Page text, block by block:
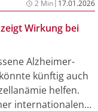
ab zwölf
ist eine nicht-
Patienten mit
Patienten-eigenen
und
2 Min 17.01.2026
Wirkung bei
Alzheimer-
künftig auch
helfen.
internationalen